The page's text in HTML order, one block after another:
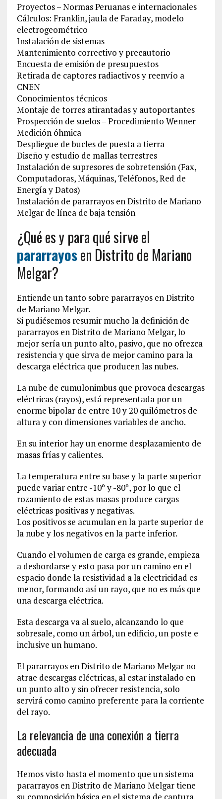
Proyectos – Normas Peruanas e internacionales
Cálculos: Franklin, jaula de Faraday, modelo
electrogeométrico
Instalación de sistemas
Mantenimiento correctivo y precautorio
Encuesta de emisión de presupuestos
Retirada de captores radiactivos y reenvío a
CNEN
Conocimientos técnicos
Montaje de torres atirantadas y autoportantes
Prospección de suelos – Procedimiento Wenner
Medición óhmica
Despliegue de bucles de puesta a tierra
Diseño y estudio de mallas terrestres
Instalación de supresores de sobretensión (Fax,
Computadoras, Máquinas, Teléfonos, Red de
Energía y Datos)
Instalación de pararrayos en Distrito de Mariano
Melgar de línea de baja tensión
¿Qué es y para qué sirve el
pararrayosen Distrito de Mariano
Melgar?
Entiende un tanto sobre pararrayos en Distrito
de Mariano Melgar.
Si pudiésemos resumir mucho la definición de
pararrayos en Distrito de Mariano Melgar, lo
mejor sería un punto alto, pasivo, que no ofrezca
resistencia y que sirva de mejor camino para la
descarga eléctrica que producen las nubes.
La nube de cumulonimbus que provoca descargas
eléctricas (rayos), está representada por un
enorme bipolar de entre 10 y 20 quilómetros de
altura y con dimensiones variables de ancho.
En su interior hay un enorme desplazamiento de
masas frías y calientes.
La temperatura entre su base y la parte superior
puede variar entre -10º y -80º, por lo que el
rozamiento de estas masas produce cargas
eléctricas positivas y negativas.
Los positivos se acumulan en la parte superior de
la nube y los negativos en la parte inferior.
Cuando el volumen de carga es grande, empieza
a desbordarse y esto pasa por un camino en el
espacio donde la resistividad a la electricidad es
menor, formando así un rayo, que no es más que
una descarga eléctrica.
Esta descarga va al suelo, alcanzando lo que
sobresale, como un árbol, un edificio, un poste e
inclusive un humano.
El pararrayos en Distrito de Mariano Melgar no
atrae descargas eléctricas, al estar instalado en
un punto alto y sin ofrecer resistencia, solo
servirá como camino preferente para la corriente
del rayo.
La relevancia de una conexión a tierra
adecuada
Hemos visto hasta el momento que un sistema
pararrayos en Distrito de Mariano Melgar tiene
su composición básica en el sistema de captura.